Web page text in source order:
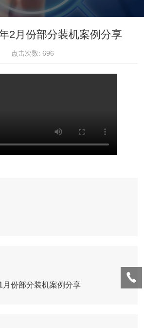
2月份部分装机案例分享
点击次数: 696
月份部分装机案例分享